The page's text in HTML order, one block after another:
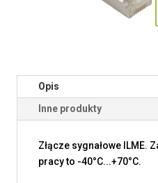
Opis
Inne produkty
Złącze sygnałowe ILME.
pracy to -40°C...+70°C.